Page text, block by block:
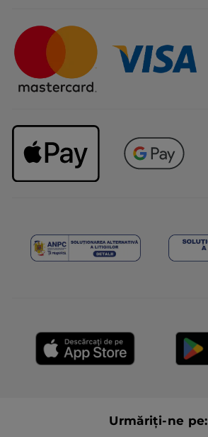
Întrebări frecvente
Urmăriți-ne pe: